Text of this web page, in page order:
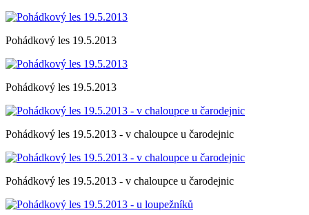
Pohádkový les 19.5.2013
Pohádkový les 19.5.2013
Pohádkový les 19.5.2013 - v chaloupce u čarodejnic
Pohádkový les 19.5.2013 - v chaloupce u čarodejnic